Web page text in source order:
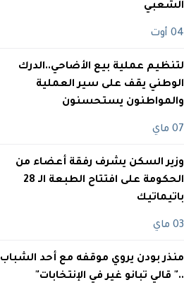
الشعبي
04 أوت
لتنظيم عملية بيع الأضاحي..الدرك
الوطني يقف على سير العملية
والمواطنون يستحسنون
07 ماي
وزير السكن يشرف رفقة أعضاء من
الحكومة على افتتاح الطبعة الـ 28
باتيماتيك
03 ماي
منذر بودن يروي موقفه مع أحد الشباب
.." قالي تبانو غير في الإنتخابات"